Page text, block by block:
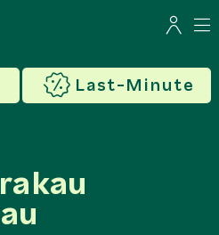
Last-Minute